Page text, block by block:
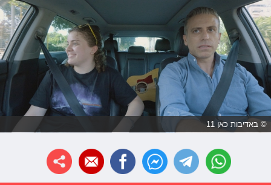
© באדיבות כאן 11